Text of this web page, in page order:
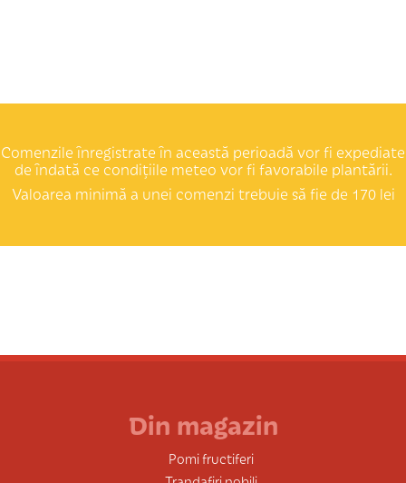
Comenzile înregistrate în această perioadă vor fi expediate
de îndată ce condițiile meteo vor fi favorabile plantării.
Valoarea minimă a unei comenzi trebuie să fie de 170 lei
Din magazin
Pomi fructiferi